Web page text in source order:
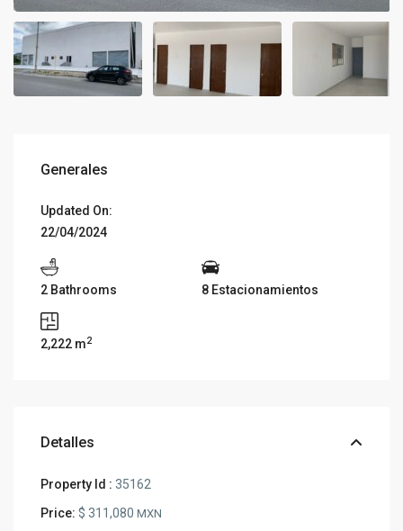
Generales
Updated On:
22/04/2024
2 Bathrooms 8 Estacionamientos
2,222 m2
Detalles
Property Id : 35162
Price: $ 311,080MXN